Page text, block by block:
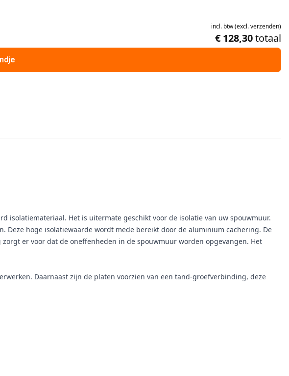
incl. btw(excl.verzenden)
€ 128,30totaal
isolatiemateriaal. Het is uitermate geschikt voor de isolatie van uw spouwmuur.
hoge isolatiewaarde wordt mede bereikt door de aluminium cachering. De
er voor dat de oneffenheden in de spouwmuur worden opgevangen. Het
Daarnaast zijn de platen voorzien van een tand-groefverbinding, deze